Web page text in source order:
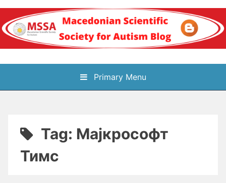
Skip
content
Блог на
Македонското научно
здружение за
Primary Menu
Tag: Мајкрософт
Тимс